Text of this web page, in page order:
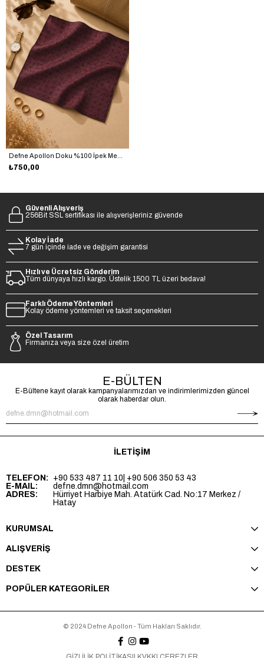
₺750,00
Güvenli Alışveriş
256Bit SSL sertifikası ile alışverişleriniz güvende
Kolay İade
7 gün içinde iade ve değişim garantisi
Hızlı ve Ücretsiz Gönderim
Tüm dünyaya hızlı kargo. Üstelik 1500 TL üzeri bedava!
Farklı Ödeme Yöntemleri
Kolay ödeme yöntemleri ve taksit seçenekleri
Özel Tasarım
Firmanıza veya size özel üretim
E-BÜLTEN
E-Bültene kayıt olarak kampanyalarımızdan ve indirimlerimizden güncel
olarak haberdar olun.
İLETİŞİM
TELEFON: +90 533 487 11 10 | +90 506 350 53 43
E-MAIL:
defne.dmn@hotmail.com
ADRES:
Hürriyet Harbiye Mah. Atatürk Cad. No:17 Merkez /
Hatay
KURUMSAL
ALIŞVERİŞ
DESTEK
POPÜLER KATEGORİLER
© 2024 Defne Apollon - Tüm Hakları Saklıdır.